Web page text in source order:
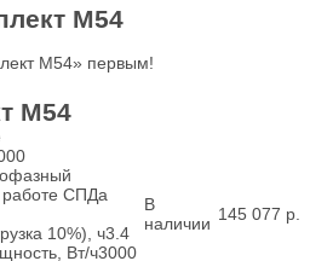
M54
M54» первым!
M54
СПДа
10%), ч3.4
Вт/ч3000
В
наличии 145 077 р.